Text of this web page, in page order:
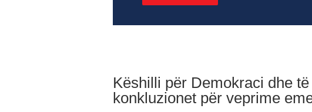
Këshilli për Demokraci dhe
konkluzionet për veprime